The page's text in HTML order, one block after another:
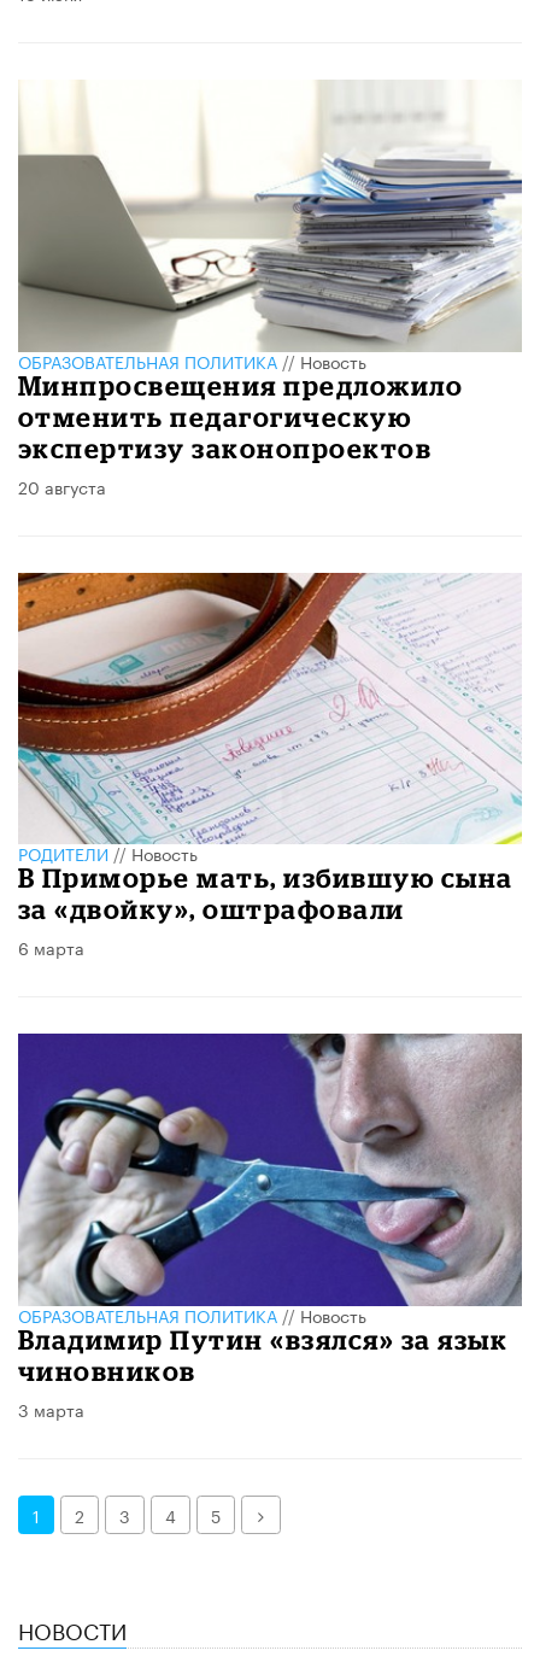
ОБРАЗОВАТЕЛЬНАЯ ПОЛИТИКА//Новость
Минпросвещения предложило
отменить педагогическую
экспертизу законопроектов
20 августа
РОДИТЕЛИ//Новость
В Приморье мать, избившую сына
за «двойку», оштрафовали
6 марта
ОБРАЗОВАТЕЛЬНАЯ ПОЛИТИКА//Новость
Владимир Путин «взялся» за язык
чиновников
3 марта
1 2 3 4 5 Далее
НОВОСТИ